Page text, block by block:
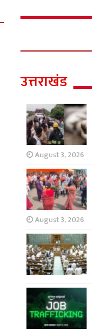
उत्तराखंड
August 3, 2026
August 3, 2026